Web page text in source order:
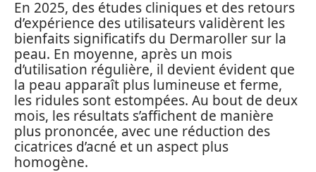
En 2025, des études cliniques et des retours
d’expérience des utilisateurs validèrent les
bienfaits significatifs du Dermaroller sur la
peau. En moyenne, après un mois
d’utilisation régulière, il devient évident que
la peau apparaît plus lumineuse et ferme,
les ridules sont estompées. Au bout de deux
mois, les résultats s’affichent de manière
plus prononcée, avec une réduction des
cicatrices d’acné et un aspect plus
homogène.